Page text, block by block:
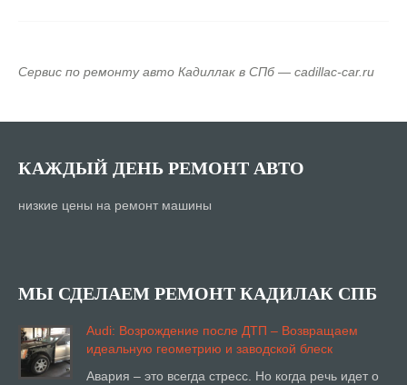
Сервис по ремонту авто Кадиллак в СПб — cadillac-car.ru
КАЖДЫЙ ДЕНЬ РЕМОНТ АВТО
низкие цены на ремонт машины
МЫ СДЕЛАЕМ РЕМОНТ КАДИЛАК СПБ
Audi: Возрождение после ДТП – Возвращаем
идеальную геометрию и заводской блеск
Авария – это всегда стресс. Но когда речь идет о